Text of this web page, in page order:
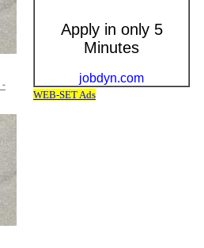
-